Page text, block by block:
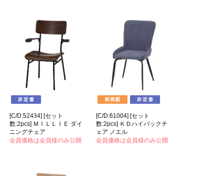
[C/D:52434] [セット
数:2pcs] ＭＩＬＬＩＥ ダイ
ニングチェア
会員価格は会員様のみ公開
[C/D:61004] [セット
数:2pcs] ＫＤハイバックチ
ェア ノエル
会員価格は会員様のみ公開